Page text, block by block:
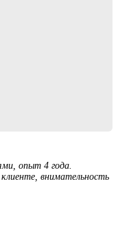
опыт 4 года.
внимательность